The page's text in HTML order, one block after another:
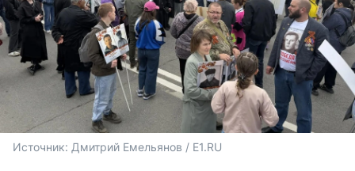
Источник: Дмитрий Емельянов / E1.RU